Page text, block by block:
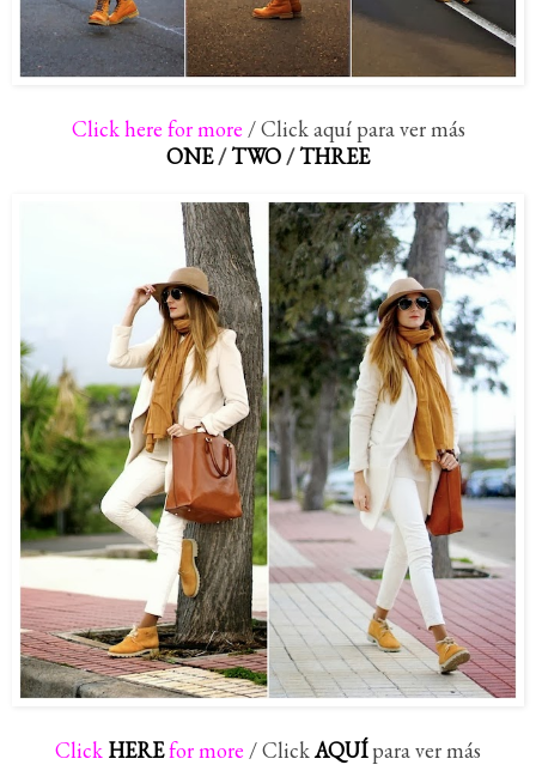
Click here for more / Click aquí para ver más
ONE/TWO/THREE
Click HEREfor more / ClickAQUÍpara ver más